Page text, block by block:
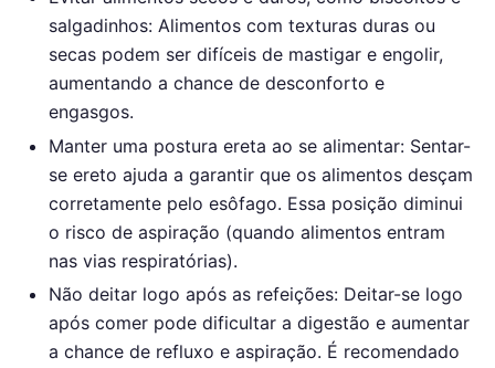
salgadinhos: Alimentos com texturas duras ou
secas podem ser difíceis de mastigar e engolir,
aumentando a chance de desconforto e
engasgos.
Manter uma postura ereta ao se alimentar: Sentar-
se ereto ajuda a garantir que os alimentos desçam
corretamente pelo esôfago. Essa posição diminui
o risco de aspiração (quando alimentos entram
nas vias respiratórias).
Não deitar logo após as refeições: Deitar-se logo
após comer pode dificultar a digestão e aumentar
a chance de refluxo e aspiração. É recomendado